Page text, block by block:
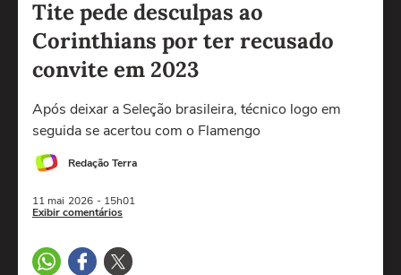
Tite pede desculpas ao
Corinthians por ter recusado
convite em 2023
Após deixar a Seleção brasileira, técnico logo em
seguida se acertou com o Flamengo
Redação Terra
11 mai 2026 - 15h01
Exibir comentários